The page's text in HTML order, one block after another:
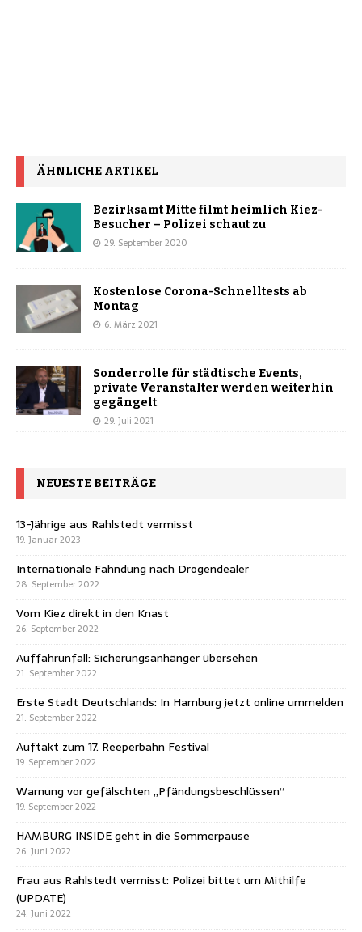
ÄHNLICHE ARTIKEL
Bezirksamt Mitte filmt heimlich Kiez-
Besucher – Polizei schaut zu
29. September 2020
Kostenlose Corona-Schnelltests ab
Montag
6. März 2021
Sonderrolle für städtische Events,
private Veranstalter werden weiterhin
gegängelt
29. Juli 2021
NEUESTE BEITRÄGE
13-Jährige aus Rahlstedt vermisst
19. Januar 2023
Internationale Fahndung nach Drogendealer
28. September 2022
Vom Kiez direkt in den Knast
26. September 2022
Auffahrunfall: Sicherungsanhänger übersehen
21. September 2022
Erste Stadt Deutschlands: In Hamburg jetzt online ummelden
21. September 2022
Auftakt zum 17. Reeperbahn Festival
19. September 2022
Warnung vor gefälschten „Pfändungsbeschlüssen“
19. September 2022
HAMBURG INSIDE geht in die Sommerpause
26. Juni 2022
Frau aus Rahlstedt vermisst: Polizei bittet um Mithilfe
(UPDATE)
24. Juni 2022